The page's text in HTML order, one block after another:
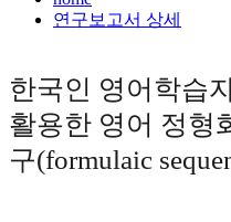
연구보고서 상세
한국인 영어학습
활용한 영어 정형
구(formulaic